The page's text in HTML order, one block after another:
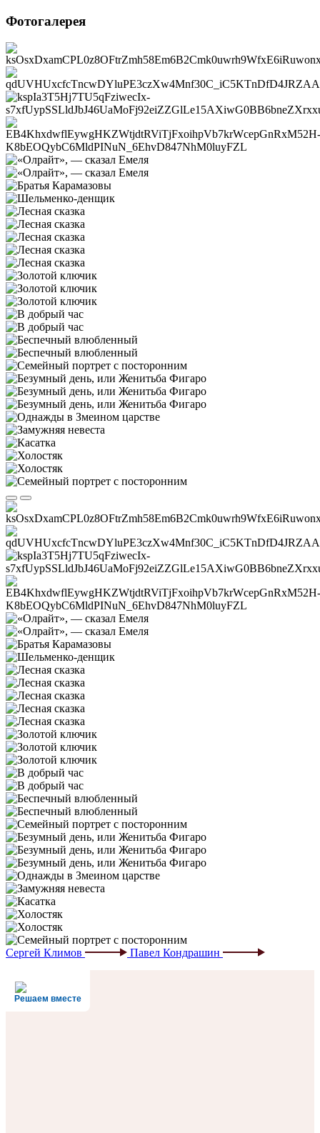
Фотогалерея
Сергей Климов Павел Кондрашин
Решаем вместе